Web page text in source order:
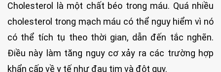
Cholesterol là một chất béo trong máu. Quá nhiều
cholesterol trong mạch máu có thể nguy hiểm vì nó
có thể tích tụ theo thời gian, dẫn đến tắc nghẽn.
Điều này làm tăng nguy cơ xảy ra các trường hợp
khẩn cấp về y tế như đau tim và đột quỵ.